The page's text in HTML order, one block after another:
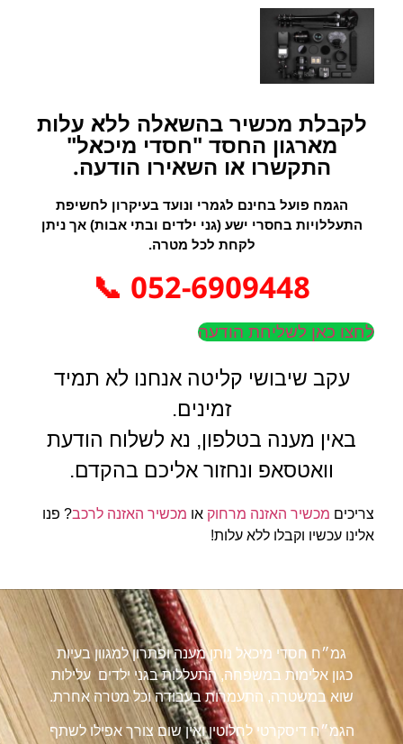
לקבלת מכשיר בהשאלה ללא עלות
מארגון החסד "חסדי מיכאל"
התקשרו או השאירו הודעה.
הגמח פועל בחינם לגמרי ונועד בעיקרון לחשיפת
התעללויות בחסרי ישע (גני ילדים ובתי אבות) אך ניתן
לקחת לכל מטרה.
052-6909448 📞
לחצו כאן לשליחת הודעה
עקב שיבושי קליטה אנחנו לא תמיד
זמינים.
באין מענה בטלפון, נא לשלוח הודעת
וואטסאפ ונחזור אליכם בהקדם.
צריכים מכשיר האזנה מרחוק או מכשיר האזנה לרכב? פנו
אלינו עכשיו וקבלו ללא עלות!
גמ״ח חסדי מיכאל נותן מענה ופתרון למגוון בעיות
כגון אלימות במשפחה, התעללות בגני ילדים עלילות
שוא במשטרה, התעמרות בעבודה וכל מטרה אחרת.
הגמ״ח דיסקרטי לחלוטין ואין שום צורך אפילו לשתף